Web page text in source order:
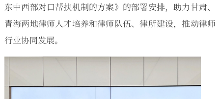
东中西部对口帮扶机制的方案》的部署安排，助力甘肃、
青海两地律师人才培养和律师队伍、律所建设，推动律师
行业协同发展。